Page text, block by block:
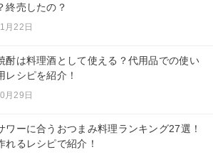
終売したの？
月22日
酎は料理酒として使える？代用品での使い
レシピを紹介！
月29日
ワーに合うおつまみ料理ランキング27選！
れるレシピで紹介！